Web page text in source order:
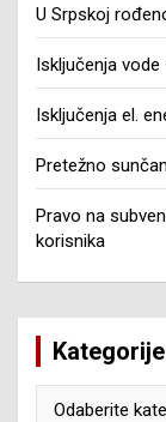
U Srpskoj
Isključenja
Isključenja el.
Pretežno
Pravo na
korisnika
Kategorije